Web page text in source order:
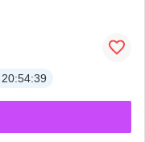
20:54:38